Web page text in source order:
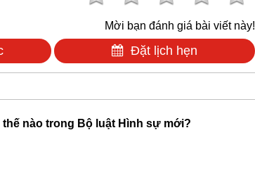
Mời bạn đánh giá bài viết này!
Đặt lịch hẹn
nào trong Bộ luật Hình sự mới?